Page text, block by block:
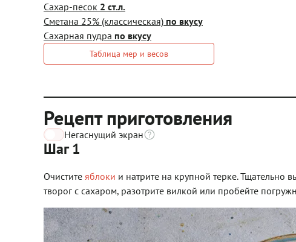
Сахар-песок 2 ст.л.
Сметана 25% (классическая) по вкусу
Сахарная пудра по вкусу
Таблица мер и весов
Рецепт приготовления
Негаснущий экран
Шаг 1
Очистите яблоки и натрите на крупной терке.
творог с сахаром, разотрите вилкой или пробейте